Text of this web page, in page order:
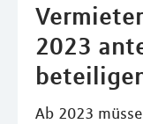
2023
Ab 2023